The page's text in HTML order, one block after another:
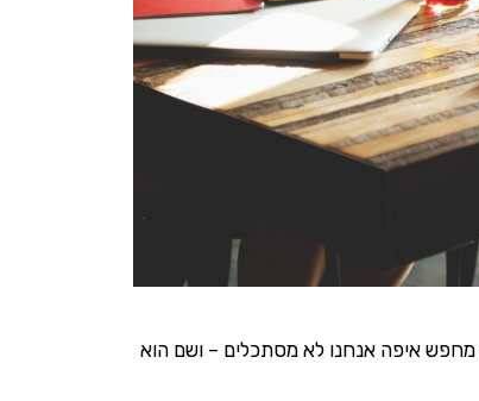
מחפש איפה אנחנו לא מסתכלים – ושם הוא